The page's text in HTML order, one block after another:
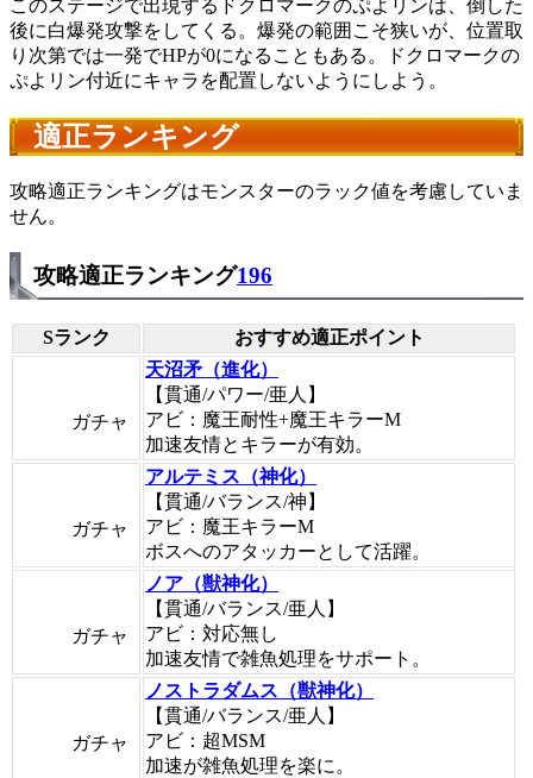
このステージで出現するドクロマークのぷよリンは、倒した
後に白爆発攻撃をしてくる。爆発の範囲こそ狭いが、位置取
り次第では一発でHPが0になることもある。ドクロマークの
ぷよリン付近にキャラを配置しないようにしよう。
適正ランキング
攻略適正ランキングはモンスターのラック値を考慮していま
せん。
攻略適正ランキング196
Sランク おすすめ適正ポイント
ガチャ
天沼矛（進化）
【貫通/パワー/亜人】
アビ：魔王耐性+魔王キラーM
加速友情とキラーが有効。
ガチャ
アルテミス（神化）
【貫通/バランス/神】
アビ：魔王キラーM
ボスへのアタッカーとして活躍。
ガチャ
ノア（獣神化）
【貫通/バランス/亜人】
アビ：対応無し
加速友情で雑魚処理をサポート。
ガチャ
ノストラダムス（獣神化）
【貫通/バランス/亜人】
アビ：超MSM
加速が雑魚処理を楽に。